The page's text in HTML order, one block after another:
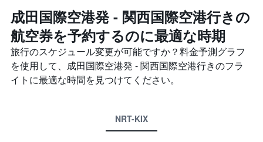
成田国際空港発 - 関西国際空港​行きの
航空券を予約するのに最適な時期
旅行のスケジュール変更が可能ですか？料金予測グラフ
を使用して、成田国際空港発 - 関西国際空港​行きのフラ
イトに最適な時間を見つけてください。
NRT-KIX